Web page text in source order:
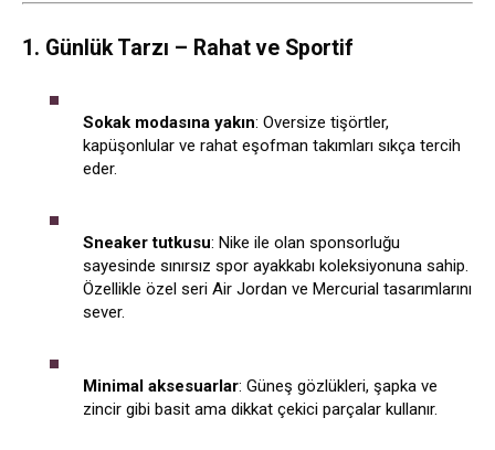
1. Günlük Tarzı – Rahat ve Sportif
Sokak modasına yakın: Oversize tişörtler,
kapüşonlular ve rahat eşofman takımları sıkça tercih
eder.
Sneaker tutkusu: Nike ile olan sponsorluğu
sayesinde sınırsız spor ayakkabı koleksiyonuna sahip.
Özellikle özel seri Air Jordan ve Mercurial tasarımlarını
sever.
Minimal aksesuarlar: Güneş gözlükleri, şapka ve
zincir gibi basit ama dikkat çekici parçalar kullanır.